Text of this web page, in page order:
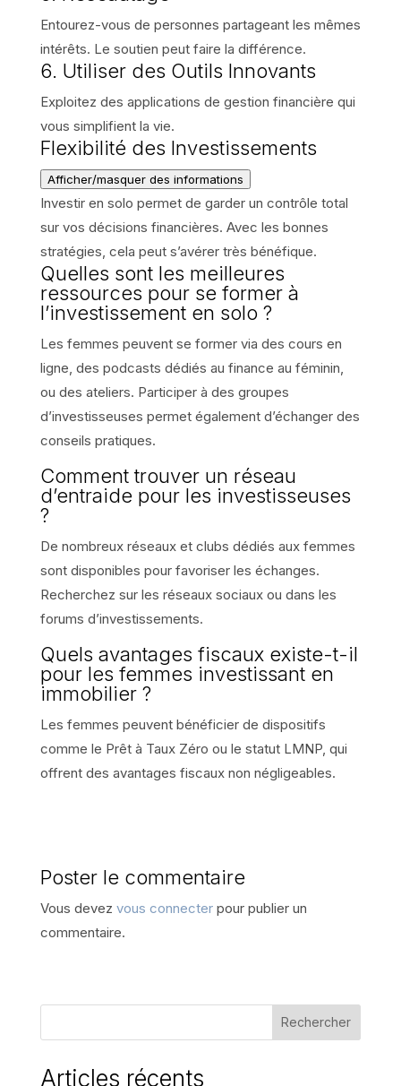
Entourez-vous de personnes partageant les mêmes
intérêts. Le soutien peut faire la différence.
6. Utiliser des Outils Innovants
Exploitez des applications de gestion financière qui
vous simplifient la vie.
Flexibilité des Investissements
Afficher/masquer des informations
Investir en solo permet de garder un contrôle total
sur vos décisions financières. Avec les bonnes
stratégies, cela peut s’avérer très bénéfique.
Quelles sont les meilleures
ressources pour se former à
l’investissement en solo ?
Les femmes peuvent se former via des cours en
ligne, des podcasts dédiés au finance au féminin,
ou des ateliers. Participer à des groupes
d’investisseuses permet également d’échanger des
conseils pratiques.
Comment trouver un réseau
d’entraide pour les investisseuses
?
De nombreux réseaux et clubs dédiés aux femmes
sont disponibles pour favoriser les échanges.
Recherchez sur les réseaux sociaux ou dans les
forums d’investissements.
Quels avantages fiscaux existe-t-il
pour les femmes investissant en
immobilier ?
Les femmes peuvent bénéficier de dispositifs
comme le Prêt à Taux Zéro ou le statut LMNP, qui
offrent des avantages fiscaux non négligeables.
Poster le commentaire
Vous devez vous connecterpour publier un
commentaire.
Rechercher
Articles récents